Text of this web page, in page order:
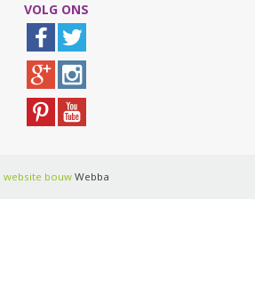
VOLG ONS
website bouwWebba